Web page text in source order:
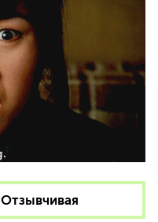
Отзывчивая